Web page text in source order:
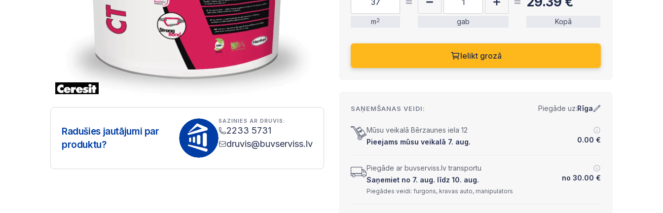
Radušies jautājumi par
produktu?
SAZINIES AR DRUVIS:
2233 5731
druvis@buvserviss.lv
m2 gab Kopā
Ielikt grozā
SAŅEMŠANAS VEIDI: Piegāde uz:Rīga
Mūsu veikalā Bērzaunes iela 12
Pieejams mūsu veikalā 7. aug.
0.00 €
Piegāde ar buvserviss.lv transportu
Saņemiet no 7. aug. līdz 10. aug.
no 30.00 €
Piegādes veidi: furgons, kravas auto, manipulators